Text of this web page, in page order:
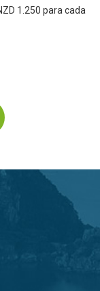
1.250 para cada